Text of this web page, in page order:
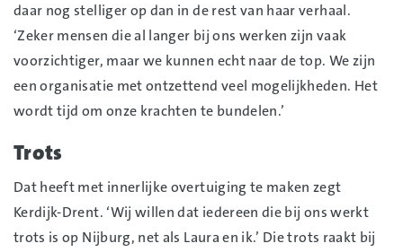
daar nog stelliger op dan in de rest van haar verhaal.
‘Zeker mensen die al langer bij ons werken zijn vaak
voorzichtiger, maar we kunnen echt naar de top. We zijn
een organisatie met ontzettend veel mogelijkheden. Het
wordt tijd om onze krachten te bundelen.’
Trots
Dat heeft met innerlijke overtuiging te maken zegt
Kerdijk-Drent. ‘Wij willen dat iedereen die bij ons werkt
trots is op Nijburg, net als Laura en ik.’ Die trots raakt bij